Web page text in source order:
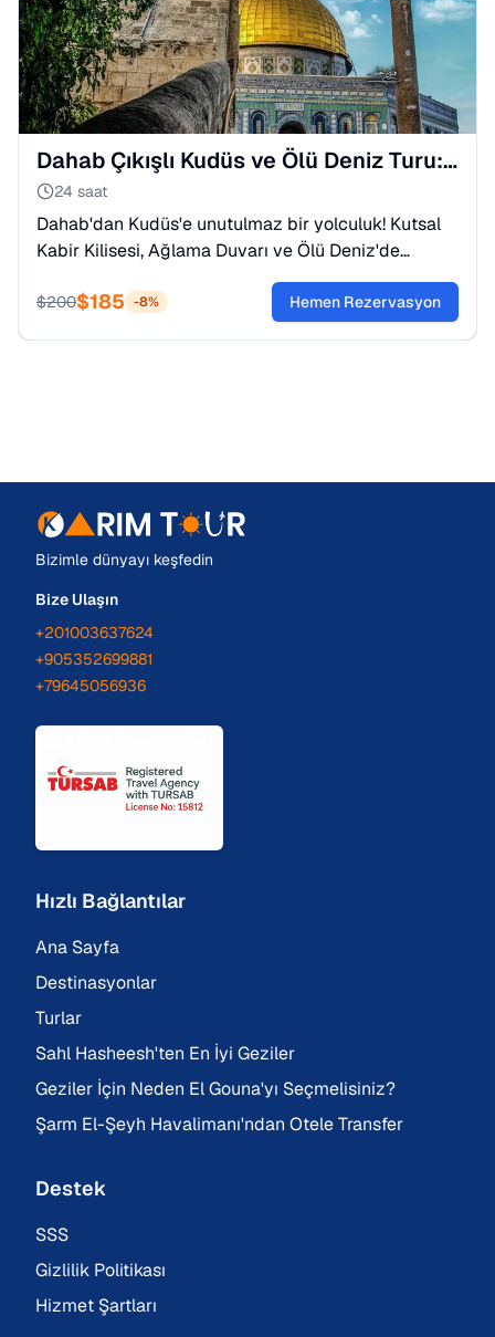
Dahab Çıkışlı Kudüs ve Ölü Deniz Turu: Kutsal Yolculuk
24 saat
Dahab'dan Kudüs'e unutulmaz bir yolculuk! Kutsal
Kabir Kilisesi, Ağlama Duvarı ve Ölü Deniz'de
yüzme keyfi. Tarih ve inancın buluştuğu eşsiz bir
rota.
$200$185 -8% Hemen Rezervasyon
Bizimle dünyayı keşfedin
Bize Ulaşın
+201003637624
+905352699881
+79645056936
Hızlı Bağlantılar
Ana Sayfa
Destinasyonlar
Turlar
Sahl Hasheesh'ten En İyi Geziler
Geziler İçin Neden El Gouna'yı Seçmelisiniz?
Şarm El-Şeyh Havalimanı'ndan Otele Transfer
Destek
SSS
Gizlilik Politikası
Hizmet Şartları